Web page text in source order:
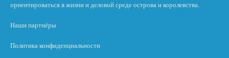
ориентироваться в жизни и деловой среде острова и королевства.
Наши партнёры
Политика конфиденциальности